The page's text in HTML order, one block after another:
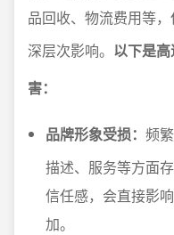
品回收、物流费用等
深层次影响。 以下是
害：
品牌形象受损： 频
描述、服务等方面
信任感，会直接影
加。